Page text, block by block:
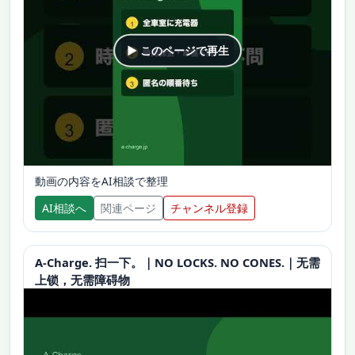
▶ このページで再生
動画の内容をAI相談で整理
AI相談へ
関連ページ チャンネル登録
A-Charge. 扫一下。｜NO LOCKS. NO CONES.｜无需
上锁，无需障碍物